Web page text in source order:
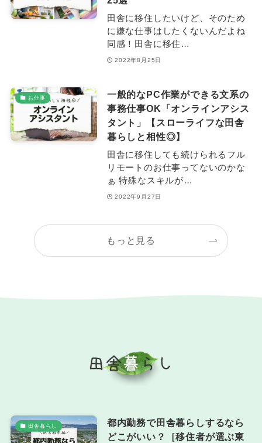
田舎に移住したいけど、そのため
に嫌な仕事はしたくないんだよね
同感！田舎に移住…
2022年8月25日
お仕事
一般的なPC作業ができる文系の
事務仕事OK「オンラインアシス
タント」【スローライフな田舎
暮らしと相性◎】
田舎に移住しても続けられるフル
リモートのお仕事ってないのかな
ぁ 特殊なスキルが…
2022年9月27日
もっと見る
田舎暮らし
都内勤務で田舎暮らしするなら
どこがいい？［移住者が選ぶ東